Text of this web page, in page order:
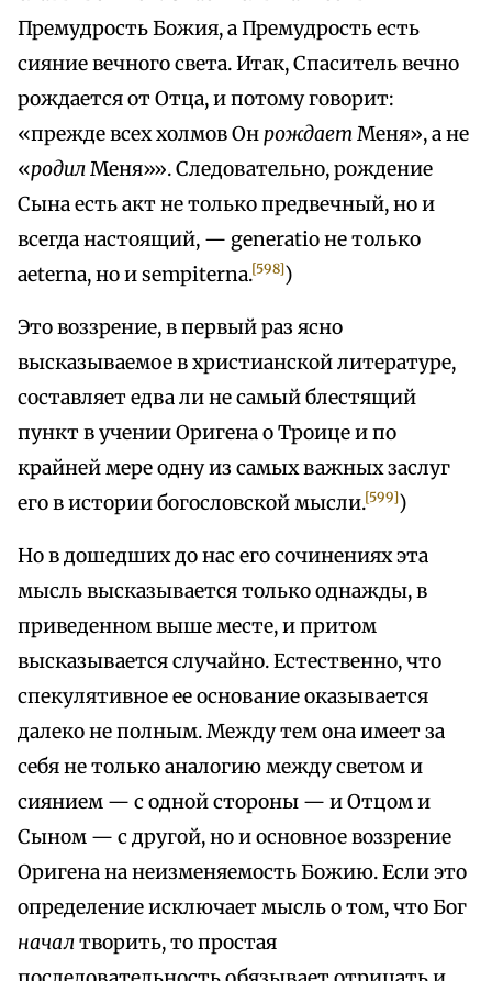
Премудрость Божия, а Премудрость есть
сияние вечного света. Итак, Спаситель вечно
рождается от Отца, и потому говорит:
«прежде всех холмов ОнрождаетМеня», а не
«родилМеня»». Следовательно, рождение
Сына есть акт не только предвечный, но и
всегда настоящий, — generatio не только
aeterna, но и sempiterna.[598])
Это воззрение, в первый раз ясно
высказываемое в христианской литературе,
составляет едва ли не самый блестящий
пункт в учении Оригена о Троице и по
крайней мере одну из самых важных заслуг
его в истории богословской мысли.[599])
Но в дошедших до нас его сочинениях эта
мысль высказывается только однажды, в
приведенном выше месте, и притом
высказывается случайно. Естественно, что
спекулятивное ее основание оказывается
далеко не полным. Между тем она имеет за
себя не только аналогию между светом и
сиянием — с одной стороны — и Отцом и
Сыном — с другой, но и основное воззрение
Оригена на неизменяемость Божию. Если это
определение исключает мысль о том, что Бог
началтворить, то простая